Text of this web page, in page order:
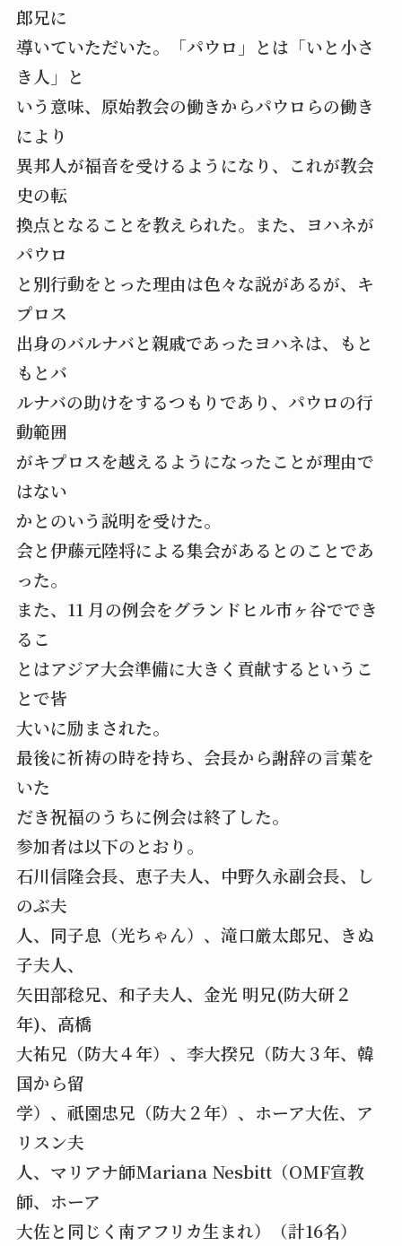
郎兄に
導いていただいた。「パウロ」とは「いと小さ
き人」と
いう意味、原始教会の働きからパウロらの働き
により
異邦人が福音を受けるようになり、これが教会
史の転
換点となることを教えられた。また、ヨハネが
パウロ
と別行動をとった理由は色々な説があるが、キ
プロス
出身のバルナバと親戚であったヨハネは、もと
もとバ
ルナバの助けをするつもりであり、パウロの行
動範囲
がキプロスを越えるようになったことが理由で
はない
かとのいう説明を受けた。
会と伊藤元陸将による集会があるとのことであ
った。
また、11 月の例会をグランドヒル市ヶ谷ででき
るこ
とはアジア大会準備に大きく貢献するというこ
とで皆
大いに励まされた。
最後に祈祷の時を持ち、会長から謝辞の言葉を
いた
だき祝福のうちに例会は終了した。
参加者は以下のとおり。
石川信隆会長、恵子夫人、中野久永副会長、し
のぶ夫
人、同子息（光ちゃん）、滝口厳太郎兄、きぬ
子夫人、
矢田部稔兄、和子夫人、金光 明兄(防大研２
年)、高橋
大祐兄（防大４年）、李大揆兄（防大３年、韓
国から留
学）、祇園忠兄（防大２年）、ホーア大佐、ア
リスン夫
人、マリアナ師Mariana Nesbitt（OMF宣教
師、ホーア
大佐と同じく南アフリカ生まれ）（計16名）